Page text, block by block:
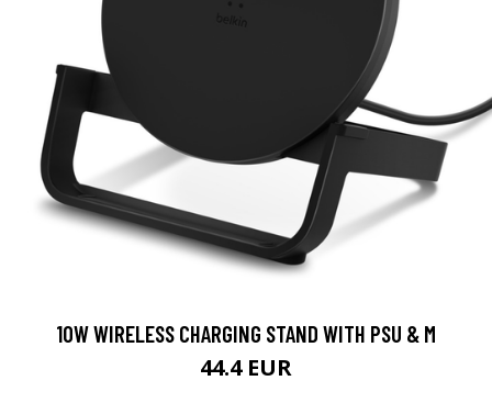
10W WIRELESS CHARGING STAND WITH PSU & M
44.4 EUR